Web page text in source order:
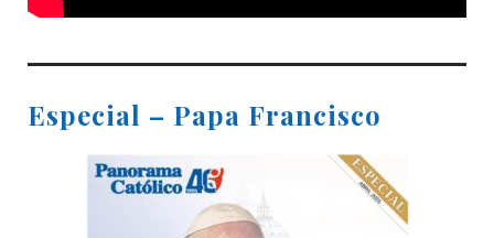
Especial – Papa Francisco